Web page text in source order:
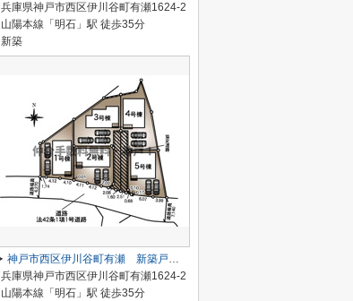
兵庫県神戸市西区伊川谷町有瀬1624-2
山陽本線「明石」駅 徒歩35分
新築
神戸市西区伊川谷町有瀬 新築戸建4号棟 仲介手数料無料！
兵庫県神戸市西区伊川谷町有瀬1624-2
山陽本線「明石」駅 徒歩35分